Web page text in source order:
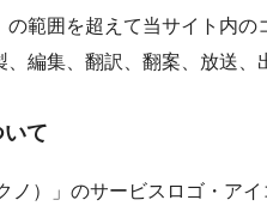
範囲を超えて当サイト内
編集、翻訳、翻案、放送
て
ノ）」のサービスロゴ・ア